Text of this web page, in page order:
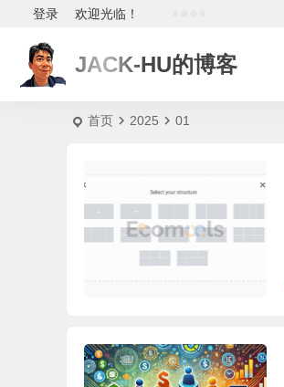
欢迎光临！
登录
JACK-HU的博客
首页 2025 01